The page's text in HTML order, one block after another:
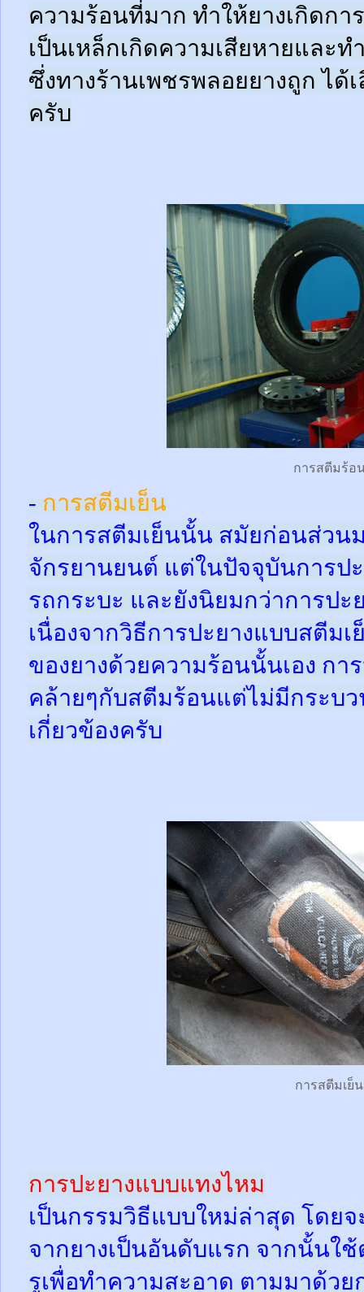
ความร้อนที่มาก ทำให้ยางเกิดกา
เป็นเหล็กเกิดความเสียหายและท
ซึ่งทางร้านเพชรพลอยยางถูก ได้
ครับ
การสตีมร้อ
- การสตีมเย็น
ในการสตีมเย็นนั้น สมัยก่อนส่วน
จักรยานยนต์ แต่ในปัจจุบันการป
รถกระบะ และยังนิยมกว่าการป
เนื่องจากวิธีการปะยางแบบสตีม
ของยางด้วยความร้อนนั้นเอง กา
คล้ายๆกับสตีมร้อนแต่ไม่มีกระบ
เกี่ยวข้องครับ
การสตีมเย็น
การปะยางแบบแทงไหม
เป็นกรรมวิธีแบบใหม่ล่าสุด โดย
จากยางเป็นอันดับแรก จากนั้นใ
รูเพื่อทำความสะอาด ตามมาด้วย